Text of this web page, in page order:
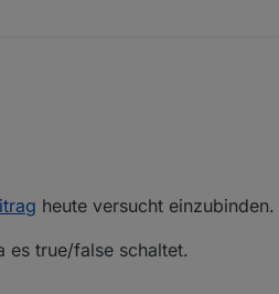
heute versucht einzubinden.
es true/false schaltet.